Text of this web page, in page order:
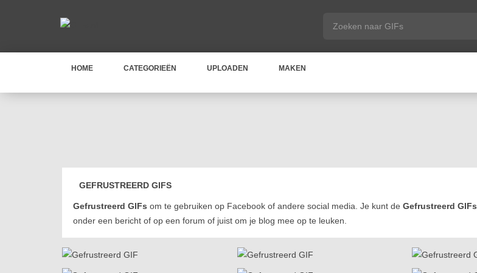
HOME CATEGORIEËN UPLOADEN MAKEN
GEFRUSTREERD GIFS
Gefrustreerd GIFs om te gebruiken op Facebook of andere social media. Je kunt de Gefrustreerd GIFs
onder een bericht of op een forum of juist om je blog mee op te leuken.